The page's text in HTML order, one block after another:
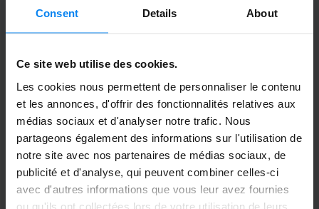
Consent Details About
Ce site web utilise des cookies.
Les cookies nous permettent de personnaliser le contenu
et les annonces, d'offrir des fonctionnalités relatives aux
médias sociaux et d'analyser notre trafic. Nous
partageons également des informations sur l'utilisation de
notre site avec nos partenaires de médias sociaux, de
publicité et d'analyse, qui peuvent combiner celles-ci
avec d'autres informations que vous leur avez fournies
ou qu'ils ont collectées lors de votre utilisation de leurs
Garé du 24.07.26 au 27.07.26
A parte la signora alla reception piuttosto
A parte la signora alla reception piuttosto
Couvert 4 août 2026